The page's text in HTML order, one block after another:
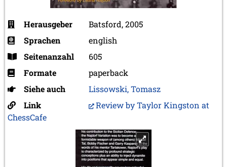
Herausgeber
Batsford, 2005
Sprachen
english
Seitenanzahl
605
Formate
paperback
Siehe auch
Lissowski, Tomasz
Link
Review by Taylor Kingston at
ChessCafe